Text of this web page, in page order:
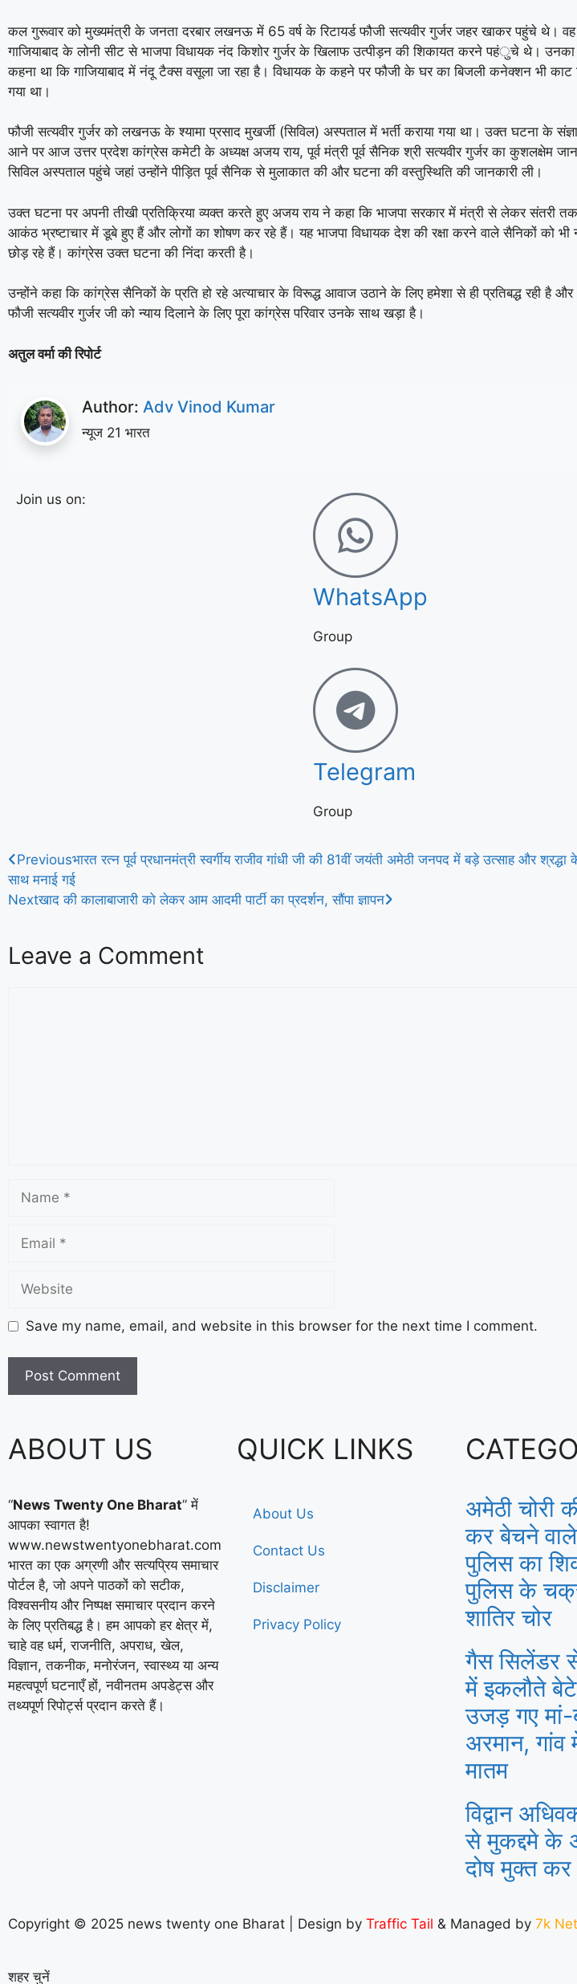
कल गुरूवार को मुख्यमंत्री के जनता दरबार लखनऊ में 65 वर्ष के रिटायर्ड फौजी सत्यवीर गुर्जर जहर खाकर पहुंचे थे। वह
गाजियाबाद के लोनी सीट से भाजपा विधायक नंद किशोर गुर्जर के खिलाफ उत्पीड़न की शिकायत करने पहंुचे थे। उनका
कहना था कि गाजियाबाद में नंदू टैक्स वसूला जा रहा है। विधायक के कहने पर फौजी के घर का बिजली कनेक्शन भी काट
गया था।
फौजी सत्यवीर गुर्जर को लखनऊ के श्यामा प्रसाद मुखर्जी (सिविल) अस्पताल में भर्ती कराया गया था। उक्त घटना के
आने पर आज उत्तर प्रदेश कांग्रेस कमेटी के अध्यक्ष अजय राय, पूर्व मंत्री पूर्व सैनिक श्री सत्यवीर गुर्जर का कुशलक्षेम
सिविल अस्पताल पहुंचे जहां उन्होंने पीड़ित पूर्व सैनिक से मुलाकात की और घटना की वस्तुस्थिति की जानकारी ली।
उक्त घटना पर अपनी तीखी प्रतिक्रिया व्यक्त करते हुए अजय राय ने कहा कि भाजपा सरकार में मंत्री से लेकर संतरी
आकंठ भ्रष्टाचार में डूबे हुए हैं और लोगों का शोषण कर रहे हैं। यह भाजपा विधायक देश की रक्षा करने वाले सैनिकों को भी
छोड़ रहे हैं। कांग्रेस उक्त घटना की निंदा करती है।
उन्होंने कहा कि कांग्रेस सैनिकों के प्रति हो रहे अत्याचार के विरूद्ध आवाज उठाने के लिए हमेशा से ही प्रतिबद्ध रही है और
फौजी सत्यवीर गुर्जर जी को न्याय दिलाने के लिए पूरा कांग्रेस परिवार उनके साथ खड़ा है।
अतुल वर्मा की रिपोर्ट
Author: Adv Vinod Kumar
न्यूज 21 भारत
Join us on:
WhatsApp
Group
Telegram
Group
Previousभारत रत्न पूर्व प्रधानमंत्री स्वर्गीय राजीव गांधी जी की 81वीं जयंती अमेठी जनपद में बड़े उत्साह और श्रद्धा
साथ मनाई गई
Nextखाद की कालाबाजारी को लेकर आम आदमी पार्टी का प्रदर्शन, सौंपा ज्ञापन
Leave a Comment
Save my name, email, and website in this browser for the next time I comment.
ABOUT US
“News Twenty One Bharat” में
आपका स्वागत है!
www.newstwentyonebharat.com
भारत का एक अग्रणी और सत्यप्रिय समाचार
पोर्टल है, जो अपने पाठकों को सटीक,
विश्वसनीय और निष्पक्ष समाचार प्रदान करने
के लिए प्रतिबद्ध है। हम आपको हर क्षेत्र में,
चाहे वह धर्म, राजनीति, अपराध, खेल,
विज्ञान, तकनीक, मनोरंजन, स्वास्थ्य या अन्य
महत्वपूर्ण घटनाएँ हों, नवीनतम अपडेट्स और
तथ्यपूर्ण रिपोर्ट्स प्रदान करते हैं।
QUICK LINKS
About Us
Contact Us
Disclaimer
Privacy Policy
अमेठी चोरी
कर बेचने वाले
पुलिस का
पुलिस के
शातिर चोर
गैस सिलेंडर
में इकलौते
उजड़ गए मां-
अरमान, गांव
मातम
विद्वान
से मुकद्दमे के
दोष मुक्त कर
Copyright © 2025 news twenty one Bharat | Design by Traffic Tail & Managed by 7k
शहर चुनें